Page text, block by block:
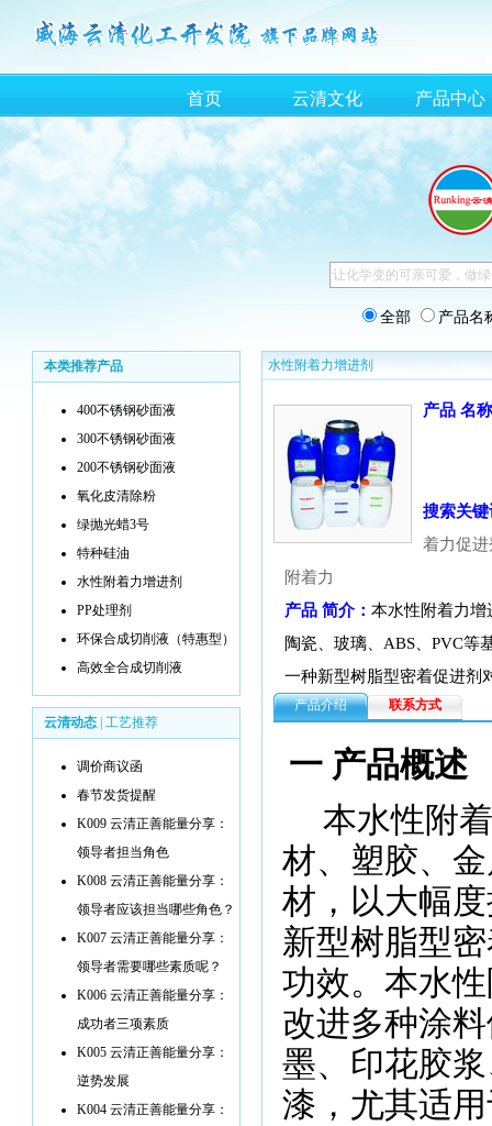
首页 云清文化 产品中心
全部 产品名
本类推荐产品
400不锈钢砂面液
300不锈钢砂面液
200不锈钢砂面液
氧化皮清除粉
绿抛光蜡3号
特种硅油
水性附着力增进剂
PP处理剂
环保合成切削液（特惠型）
高效全合成切削液
云清动态 工艺推荐
调价商议函
春节发货提醒
K009 云清正善能量分享：
领导者担当角色
K008 云清正善能量分享：
领导者应该担当哪些角色？
K007 云清正善能量分享：
领导者需要哪些素质呢？
K006 云清正善能量分享：
成功者三项素质
K005 云清正善能量分享：
逆势发展
K004 云清正善能量分享：
水性附着力增进剂
产品 名
搜索关键
着力促
附着力
产品 简介： 本水性附着力增
陶瓷、玻璃、ABS、PVC等
一种新型树脂型密着促进
产品介绍 联系方式
一 产品概述
本水性附
材、塑胶、
材，以大幅
新型树脂型
功效。本水
改进多种涂
墨、印花胶
漆，尤其适